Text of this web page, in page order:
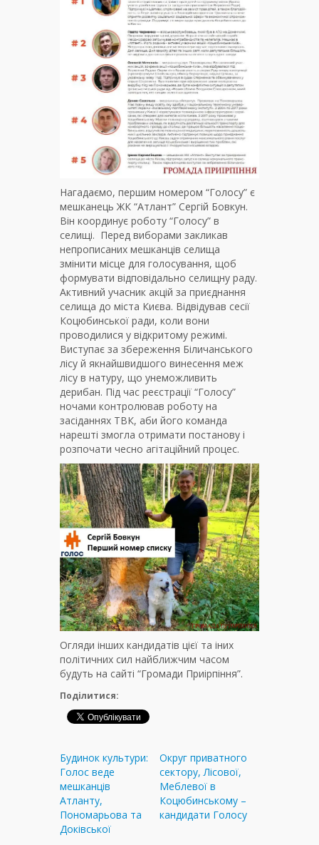
Нагадаємо, першим номером “Голосу” є
мешканець ЖК “Атлант” Сергій Бовкун.
Він координує роботу “Голосу” в
селищі. Перед виборами закликав
непрописаних мешканців селища
змінити місце для голосування, щоб
формувати відповідально селищну раду.
Активний учасник акцій за приєднання
селища до міста Києва. Відвідував сесії
Коцюбинської ради, коли вони
проводилися у відкритому режимі.
Виступає за збереження Біличанського
лісу й якнайшвидшого винесення меж
лісу в натуру, що унеможливить
дерибан. Під час реєстрації “Голосу”
ночами контролював роботу на
засіданнях ТВК, аби його команда
нарешті змогла отримати постанову і
розпочати чесно агітаційний процес.
Огляди інших кандидатів цієї та іних
політичних сил найближчим часом
будуть на сайті “Громади Приірпіння”.
Поділитися:
Будинок культури:
Голос веде
мешканців
Атланту,
Пономарьова та
Доківської
Округ приватного
сектору, Лісової,
Меблевої в
Коцюбинському –
кандидати Голосу